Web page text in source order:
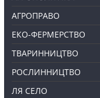
АГРОПРАВО
ЕКО-ФЕРМЕРСТВО
ТВАРИННИЦТВО
РОСЛИННИЦТВО
ЛЯ СЕЛО